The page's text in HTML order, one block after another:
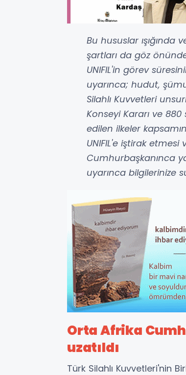
Bu hususlar ışığında
şartları da göz
UNIFIL'in görev
uyarınca; hudut,
Silahlı Kuvvetleri
Konseyi Kararı ve 880
edilen ilkeler
UNIFIL'e iştirak
Cumhurbaşkanınca
uyarınca bilgilerinize
Orta Afrika
uzatıldı
Türk Silahlı Kuvvetleri'nin